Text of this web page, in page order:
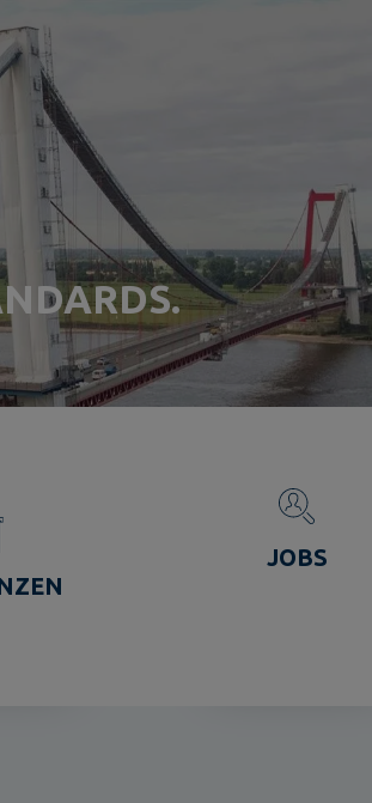
JOBS